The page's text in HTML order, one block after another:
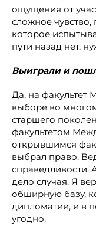
ощущения от
сложное чувство,
которое
пути назад нет,
Выиграли и
Да, на факультет
выборе во
старшего
факультетом
открывшимся
выбрал право.
справедливости.
дело случая. Я
обширную базу,
дипломатии, и в
угодно.